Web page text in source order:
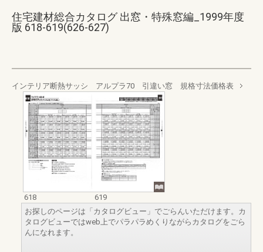
住宅建材総合カタログ 出窓・特殊窓編_1999年度
版 618-619(626-627)
インテリア断熱サッシ アルプラ70 引違い窓 規格寸法価格表
618
619
お探しのページは「カタログビュー」でごらんいただけます。カ
タログビューではweb上でパラパラめくりながらカタログをごら
んになれます。